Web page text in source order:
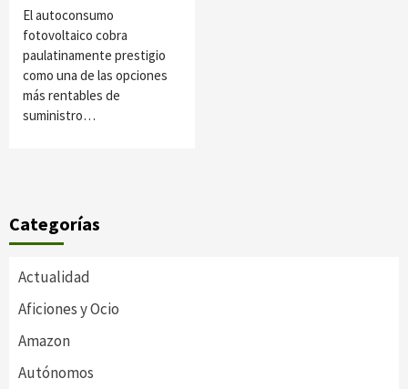
El autoconsumo
fotovoltaico cobra
paulatinamente prestigio
como una de las opciones
más rentables de
suministro…
Categorías
Actualidad
Aficiones y Ocio
Amazon
Autónomos